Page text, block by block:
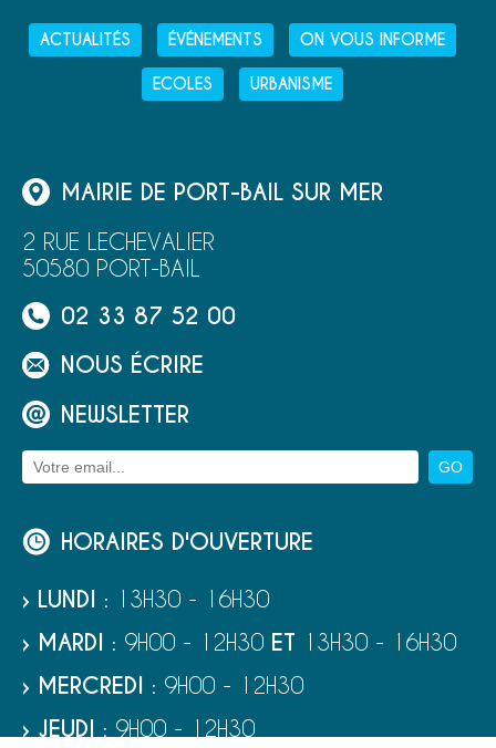
ACTUALITÉS ÉVÉNEMENTS ON VOUS INFORME
ECOLES URBANISME
MAIRIE DE PORT-BAIL SUR MER
2 RUE LECHEVALIER
50580 PORT-BAIL
02 33 87 52 00
NOUS ÉCRIRE
NEWSLETTER
HORAIRES D'OUVERTURE
› LUNDI : 13H30 - 16H30
› MARDI : 9H00 - 12H30 ET 13H30 - 16H30
› MERCREDI : 9H00 - 12H30
› JEUDI : 9H00 - 12H30